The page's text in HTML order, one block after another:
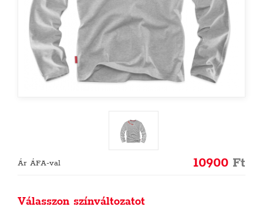
Ár ÁFA-val 10900 Ft
Válasszon színváltozatot